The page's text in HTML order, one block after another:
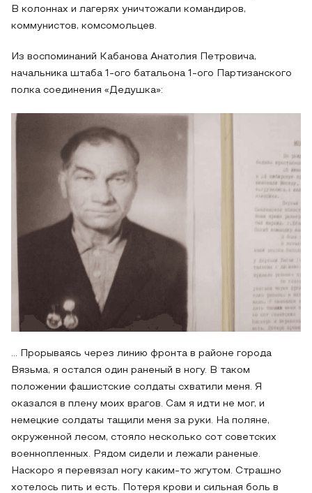
В колоннах и лагерях уничтожали командиров,
коммунистов, комсомольцев.
Из воспоминаний Кабанова Анатолия Петровича,
начальника штаба 1-ого батальона 1-ого Партизанского
полка соединения «Дедушка»:
… Прорываясь через линию фронта в районе города
Вязьма, я остался один раненый в ногу. В таком
положении фашистские солдаты схватили меня. Я
оказался в плену моих врагов. Сам я идти не мог, и
немецкие солдаты тащили меня за руки. На поляне,
окруженной лесом, стояло несколько сот советских
военнопленных. Рядом сидели и лежали раненые.
Наскоро я перевязал ногу каким-то жгутом. Страшно
хотелось пить и есть. Потеря крови и сильная боль в